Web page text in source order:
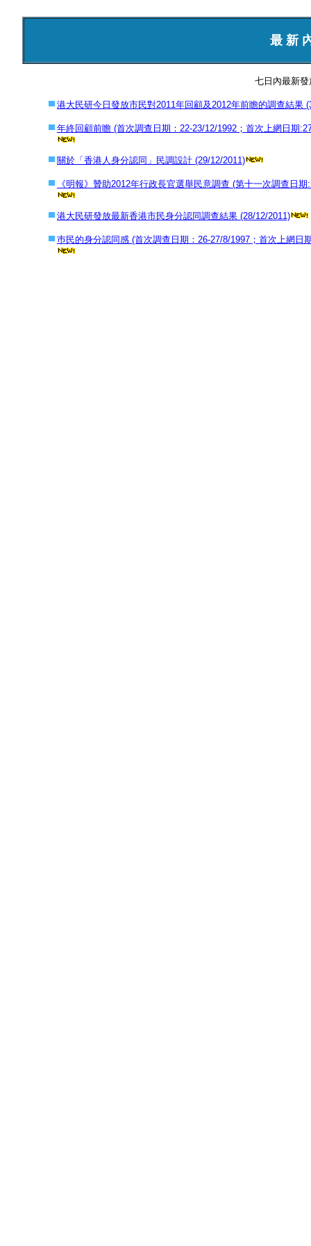
最 新
七日內最新
港大民研今日發放市民對2011年回顧及2012年前瞻的調查結果
年終回顧前瞻 (首次調查日期：22-23/12/1992；首次上網日期
關於「香港人身分認同」民調設計 (29/12/2011)
《明報》贊助2012年行政長官選舉民意調查 (第十一次調查日
港大民研發放最新香港市民身分認同調查結果 (28/12/2011)
巿民的身分認同感 (首次調查日期：26-27/8/1997；首次上網